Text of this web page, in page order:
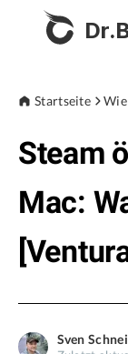
Produkte
Store
Blog
Startseite
Steam
Mac:
Sven